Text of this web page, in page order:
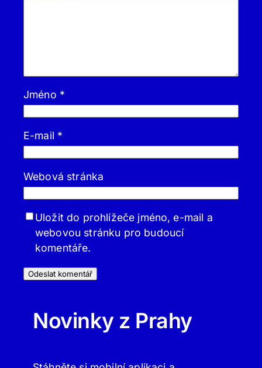
Jméno *
E-mail *
Webová stránka
Uložit do prohlížeče jméno, e-mail a
webovou stránku pro budoucí
komentáře.
Novinky z Prahy